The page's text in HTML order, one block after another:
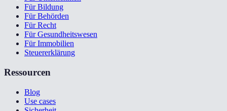
Für Bildung
Für Behörden
Für Recht
Für Gesundheitswesen
Für Immobilien
Steuererklärung
Ressourcen
Blog
Use cases